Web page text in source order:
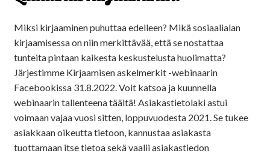
Miksi kirjaaminen puhuttaa edelleen? Mikä sosiaalialan
kirjaamisessa on niin merkittävää, että se nostattaa
tunteita pintaan kaikesta keskustelusta huolimatta?
Järjestimme Kirjaamisen askelmerkit -webinaarin
Facebookissa 31.8.2022. Voit katsoa ja kuunnella
webinaarin tallenteena täältä! Asiakastietolaki astui
voimaan vajaa vuosi sitten, loppuvuodesta 2021. Se tukee
asiakkaan oikeutta tietoon, kannustaa asiakasta
tuottamaan itse tietoa sekä vaalii asiakastiedon